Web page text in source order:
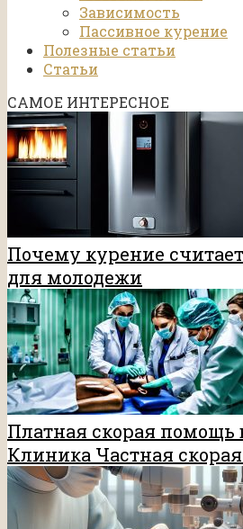
Зависимость
Пассивное курение
Полезные статьи
Статьи
САМОЕ ИНТЕРЕСНОЕ
Почему курение
для молодежи
Платная скорая помощь
Клиника Частная